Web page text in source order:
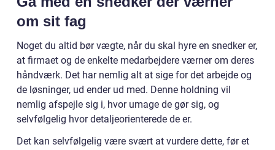
om sit fag
Noget du altid bør vægte, når du skal hyre en snedker er,
at firmaet og de enkelte medarbejdere værner om deres
håndværk. Det har nemlig alt at sige for det arbejde og
de løsninger, ud ender ud med. Denne holdning vil
nemlig afspejle sig i, hvor umage de gør sig, og
selvfølgelig hvor detaljeorienterede de er.
Det kan selvfølgelig være svært at vurdere dette, før et